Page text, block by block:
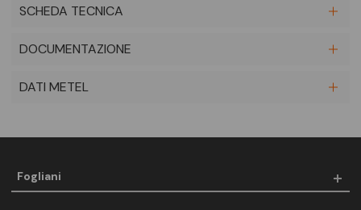
SCHEDA TECNICA
DOCUMENTAZIONE
DATI METEL
Fogliani